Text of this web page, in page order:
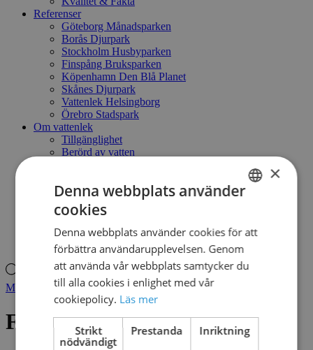
Referenser
Göteborg Månadsparken
Borås Djurpark
Stockholm Husbyparken
Finspång Bruksparken
Köpenhamn Den Blå Planet
Skånes Djurpark
Vattenlek Helsingborg
Örebro Stadspark
Om vattenlek
Tillgänglighet
Berörd av vatten
Vatten & vattendjur
Naturlekplats - ett annat sätt att leka
Kontakt
Mitt konto
Produktsökning
Produktsökning
Mitt konto
FUMBLING FIVE
DANISH
×
Denna webbplats använder
cookies
Denna webbplats använder cookies för att
förbättra användarupplevelsen. Genom
att använda vår webbplats samtycker du
till alla cookies i enlighet med vår
cookiepolicy. Läs mer
Strikt
nödvändigt
Prestanda Inriktning